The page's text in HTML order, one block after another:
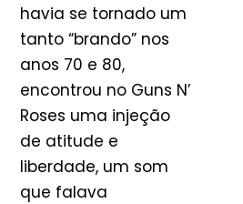
havia se tornado um
tanto “brando” nos
anos 70 e 80,
encontrou no Guns N’
Roses uma injeção
de atitude e
liberdade, um som
que falava